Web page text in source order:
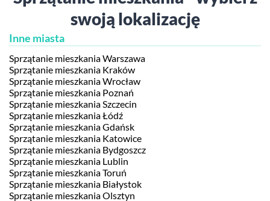
swoją lokalizację
Inne miasta
Sprzątanie mieszkania Warszawa
Sprzątanie mieszkania Kraków
Sprzątanie mieszkania Wrocław
Sprzątanie mieszkania Poznań
Sprzątanie mieszkania Szczecin
Sprzątanie mieszkania Łódź
Sprzątanie mieszkania Gdańsk
Sprzątanie mieszkania Katowice
Sprzątanie mieszkania Bydgoszcz
Sprzątanie mieszkania Lublin
Sprzątanie mieszkania Toruń
Sprzątanie mieszkania Białystok
Sprzątanie mieszkania Olsztyn